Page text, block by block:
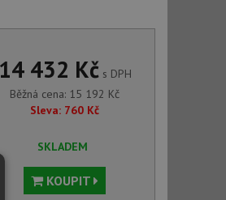
14 432 Kčs DPH
Běžná cena: 15 192 Kč
Sleva: 760 Kč
SKLADEM
KOUPIT